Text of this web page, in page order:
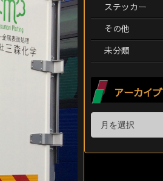
ステッカー
その他
未分類
アーカイブ